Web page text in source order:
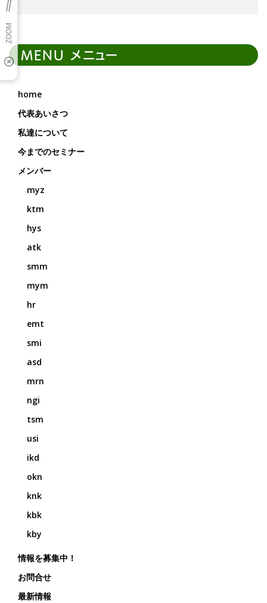
MENU メニュー
home
代表あいさつ
私達について
今までのセミナー
メンバー
myz
ktm
hys
atk
smm
mym
hr
emt
smi
asd
mrn
ngi
tsm
usi
ikd
okn
knk
kbk
kby
情報を募集中！
お問合せ
最新情報